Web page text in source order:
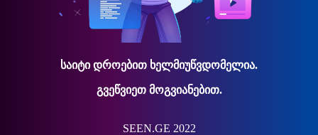
საიტი დროებით ხელმიუწვდომელია.
გვეწვიეთ მოგვიანებით.
SEEN.GE 2022